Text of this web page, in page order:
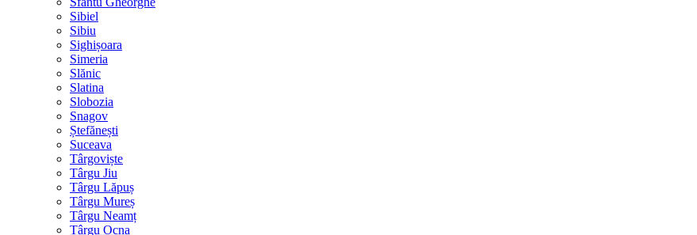
Sibiel
Sibiu
Sighișoara
Simeria
Slănic
Slatina
Slobozia
Snagov
Ștefănești
Suceava
Târgoviște
Târgu Jiu
Târgu Lăpuș
Târgu Mureș
Târgu Neamț
Târgu Ocna